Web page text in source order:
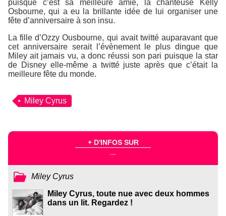
puisque c’est sa meilleure amie, la chanteuse Kelly
Osbourne, qui a eu la brillante idée de lui organiser une
fête d’anniversaire à son insu.
La fille d’Ozzy Ousbourne, qui avait twitté auparavant que
cet anniversaire serait l’évènement le plus dingue que
Miley ait jamais vu, a donc réussi son pari puisque la star
de Disney elle-même a twitté juste après que c’était la
meilleure fête du monde.
Miley Cyrus
+ D'INFOS SUR
...
Miley Cyrus
Miley Cyrus, toute nue avec deux hommes
dans un lit. Regardez !